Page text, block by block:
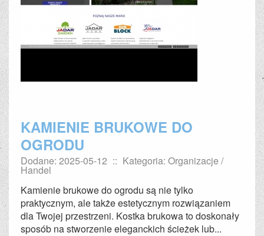
KAMIENIE BRUKOWE DO
OGRODU
Dodane: 2025-05-12 :: Kategoria: Organizacje /
Handel
Kamienie brukowe do ogrodu są nie tylko
praktycznym, ale także estetycznym rozwiązaniem
dla Twojej przestrzeni. Kostka brukowa to doskonały
sposób na stworzenie eleganckich ścieżek lub...